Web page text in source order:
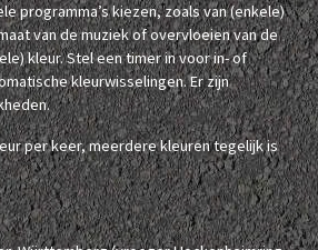
programma’s kiezen, zoals van (enkele)
van de muziek of overvloeien van de
kleur. Stel een timer in voor in- of
kleurwisselingen. Er zijn
per keer, meerdere kleuren tegelijk is